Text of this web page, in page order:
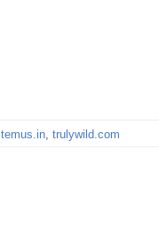
temus.in, trulywild.com